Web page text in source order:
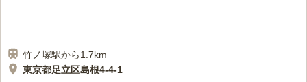
竹ノ塚駅から1.7km
東京都足立区島根4-4-1